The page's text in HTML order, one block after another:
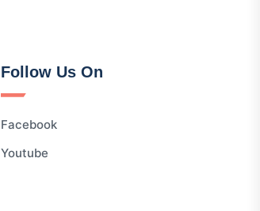
Follow Us On
Facebook
Youtube